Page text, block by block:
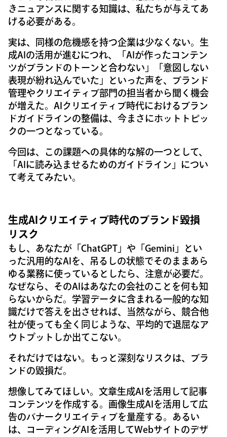
きニュアンスに関する知識は、私たちが与えてあ
げる必要がある。
実は、同様の危機感を持つ企業は少なくない。生
成AIの活用が進むにつれ、「AIが作ったコンテン
ツがブランドのトーンと合わない」「意図しない
表現が紛れ込んでいた」といった声を、ブランド
管理やクリエイティブ部門の担当者から聞く機会
が増えた。AIクリエイティブ時代におけるブラン
ドガイドラインの整備は、今まさにホットトピッ
クの一つとなっている。
今回は、この課題への具体的な解の一つとして、
「AIに読み込ませるためのガイドライン」につい
て考えてみたい。
生成AIクリエイティブ時代のブランド毀損
リスク
もし、あなたが「ChatGPT」や「Gemini」とい
った汎用的なAIを、吊るしの状態でそのままあら
ゆる業務に使っているとしたら、注意が必要だ。
なぜなら、そのAIはあなたの会社のことを何も知
らないからだ。学習データに含まれる一般的な知
識だけで答えを出させれば、当然ながら、競合他
社が使っても全く同じような、平均的で退屈なア
ウトプットしか出てこない。
それだけではない。もっと深刻なリスクは、ブラ
ンドの毀損だ。
想像してみてほしい。文章生成AIを活用して記事
コンテンツを作成する。画像生成AIを活用して広
告のバナークリエイティブを量産する。あるい
は、コーディングAIを活用してWebサイトのデザ